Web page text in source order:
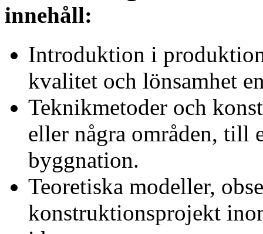
innehåll:
Introduktion i
kvalitet och lönsamhet
Teknikmetoder och
eller några områden, till
byggnation.
Teoretiska modeller,
konstruktionsprojekt